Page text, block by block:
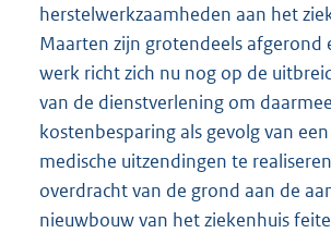
herstelwerkzaamheden aan het
Maarten zijn grotendeels afgerond
werk richt zich nu nog op de
van de dienstverlening om daarmee
kostenbesparing als gevolg van
medische uitzendingen te
overdracht van de grond aan de
nieuwbouw van het ziekenhuis